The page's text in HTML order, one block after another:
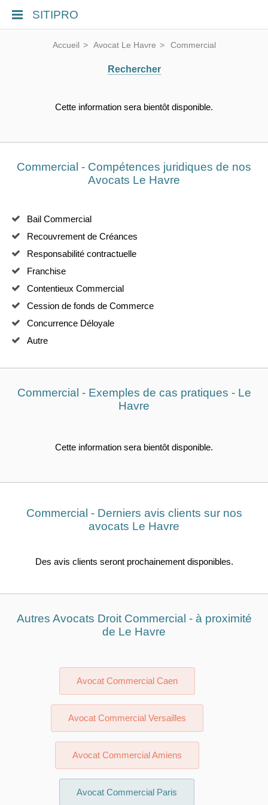
SITIPRO
Accueil Avocat Le Havre Commercial
Rechercher
Cette information sera bientôt disponible.
Commercial - Compétences juridiques de nos
Avocats Le Havre
Bail Commercial
Recouvrement de Créances
Responsabilité contractuelle
Franchise
Contentieux Commercial
Cession de fonds de Commerce
Concurrence Déloyale
Autre
Commercial - Exemples de cas pratiques - Le
Havre
Cette information sera bientôt disponible.
Commercial - Derniers avis clients sur nos
avocats Le Havre
Des avis clients seront prochainement disponibles.
Autres Avocats Droit Commercial - à proximité
de Le Havre
Avocat Commercial Caen
Avocat Commercial Versailles
Avocat Commercial Amiens
Avocat Commercial Paris